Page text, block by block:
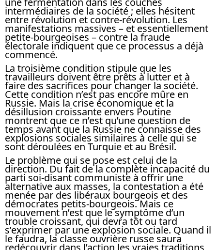
intermédiaires de la société ; elles hésitent
entre révolution et contre-révolution. Les
manifestations massives – et essentiellement
petite-bourgeoises – contre la fraude
électorale indiquent que ce processus a déjà
commencé.
La troisième condition stipule que les
travailleurs doivent être prêts à lutter et à
faire des sacrifices pour changer la société.
Cette condition n’est pas encore mûre en
Russie. Mais la crise économique et la
désillusion croissante envers Poutine
montrent que ce n’est qu’une question de
temps avant que la Russie ne connaisse des
explosions sociales similaires à celle qui se
sont déroulées en Turquie et au Brésil.
Le problème qui se pose est celui de la
direction. Du fait de la complète incapacité du
parti soi-disant communiste à offrir une
alternative aux masses, la contestation a été
menée par des libéraux bourgeois et des
démocrates petits-bourgeois. Mais ce
mouvement n’est que le symptôme d’un
trouble croissant, qui devra tôt ou tard
s’exprimer par une explosion sociale. Quand il
le faudra, la classe ouvrière russe saura
redécouvrir dans l’action les vraies traditions